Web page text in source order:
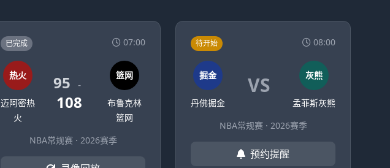
已完成 07:00
热火
迈阿密热
火
95 -
108
篮网
布鲁克林
篮网
NBA常规赛 · 2026赛季
待开始 08:00
掘金
丹佛掘金
VS 灰熊
孟菲斯灰熊
NBA常规赛 · 2026赛季
预约提醒